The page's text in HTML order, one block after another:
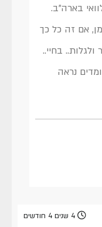
בארה"ב.
אם זה כל כך
בחיי..
נראה
4 שנים 4 חודשים